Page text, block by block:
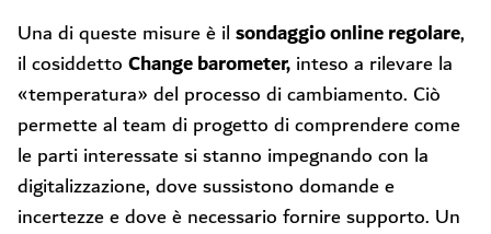
Una di queste misure è ilsondaggio online regolare,
il cosiddettoChange barometer,inteso a rilevare la
«temperatura» del processo di cambiamento. Ciò
permette al team di progetto di comprendere come
le parti interessate si stanno impegnando con la
digitalizzazione, dove sussistono domande e
incertezze e dove è necessario fornire supporto. Un